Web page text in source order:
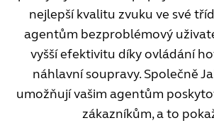
nejlepší kvalitu zvuku ve své
agentům bezproblémový
vyšší efektivitu díky ovládání
náhlavní soupravy. Společně
umožňují vašim agentům
zákazníkům, a to